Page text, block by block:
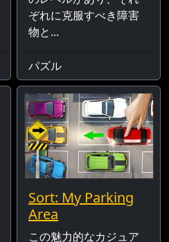
ぞれに克服すべき障害
物と...
パズル
Sort: My Parking
Area
この魅力的なカジュア